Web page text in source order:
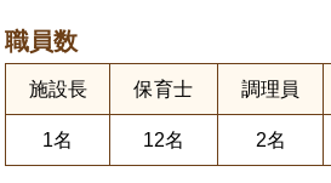
職員数
施設長 保育士 調理員
1名 12名 2名